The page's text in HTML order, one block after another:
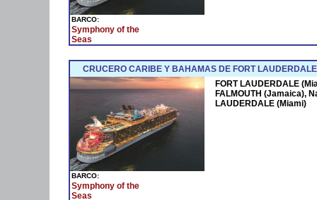
BARCO:
Symphony of the
Seas
CRUCERO CARIBE Y BAHAMAS DE FORT
BARCO:
Symphony of the
Seas
FORT LAUDERDALE
FALMOUTH (Jamaica),
LAUDERDALE (Miami)